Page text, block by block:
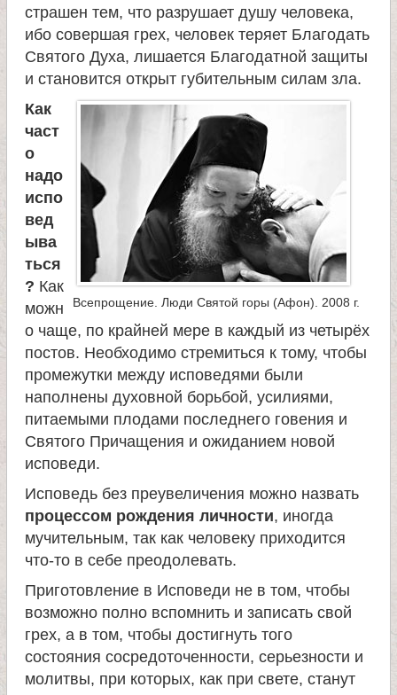
страшен тем, что разрушает душу человека,
ибо совершая грех, человек теряет Благодать
Святого Духа, лишается Благодатной защиты
и становится открыт губительным силам зла.
Всепрощение. Люди Святой горы (Афон). 2008 г.
Как
част
о
надо
испо
вед
ыва
ться
? Как
можн
о чаще, по крайней мере в каждый из четырёх
постов. Необходимо стремиться к тому, чтобы
промежутки между исповедями были
наполнены духовной борьбой, усилиями,
питаемыми плодами последнего говения и
Святого Причащения и ожиданием новой
исповеди.
Исповедь без преувеличения можно назвать
процессом рождения личности, иногда
мучительным, так как человеку приходится
что-то в себе преодолевать.
Приготовление в Исповеди не в том, чтобы
возможно полно вспомнить и записать свой
грех, а в том, чтобы достигнуть того
состояния сосредоточенности, серьезности и
молитвы, при которых, как при свете, станут